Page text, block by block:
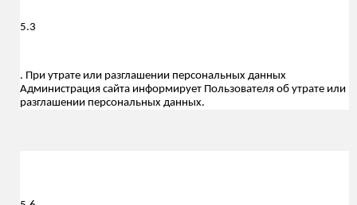
5.3
. При утрате или разглашении персональных данных
Администрация сайта информирует Пользователя об утрате или
разглашении персональных данных.